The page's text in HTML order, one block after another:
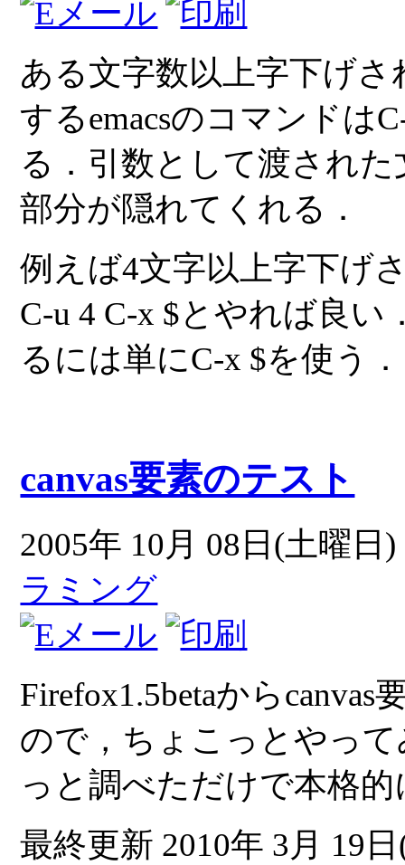
ある文字数以上字下げ
するemacsのコマンドは
る．引数として渡され
部分が隠れてくれる．
例えば4文字以上字下げ
C-u 4 C-x $とやれば良い
るには単にC-x $を使う．
canvas要素のテスト
2005年 10月 08日(土曜日
ラミング
Firefox1.5betaから
ので，ちょこっとやっ
っと調べただけで本格
最終更新 2010年 3月 19